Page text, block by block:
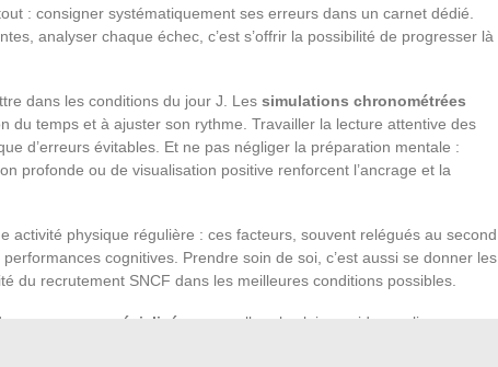
: consigner systématiquement ses erreurs dans un carnet dédié.
analyser chaque échec, c’est s’offrir la possibilité de progresser là
dans les conditions du jour J. Les simulations chronométrées
du temps et à ajuster son rythme. Travailler la lecture attentive des
d’erreurs évitables. Et ne pas négliger la préparation mentale :
profonde ou de visualisation positive renforcent l’ancrage et la
activité physique régulière : ces facteurs, souvent relégués au second
cognitives. Prendre soin de soi, c’est aussi se donner les
du recrutement SNCF dans les meilleures conditions possibles.
ressources spécialisées
pour aller plus loin : guides en ligne,